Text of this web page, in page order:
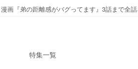
漫画『弟の距離感がバグってます』3話まで全
特集一覧